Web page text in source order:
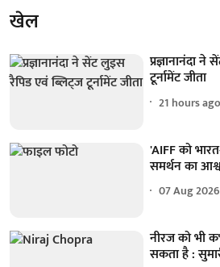
खेल
प्रज्ञानानंदा
टूर्नामेंट जीता
21 hours ago
'AIFF को
समर्थन का
07 Aug 2026
नीरज को भी
सकता है :